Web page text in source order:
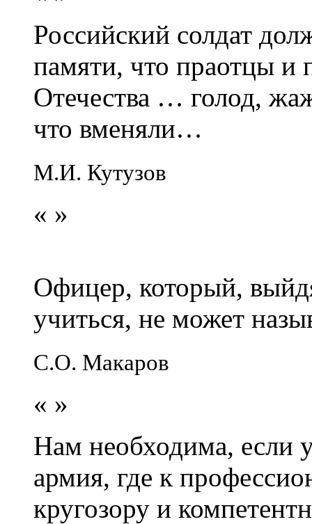
Российский солдат
памяти, что праотцы и
Отечества … голод,
что вменяли…
М.И. Кутузов
« »
Офицер, который,
учиться, не может
С.О. Макаров
« »
Нам необходима, если
армия, где к
кругозору и